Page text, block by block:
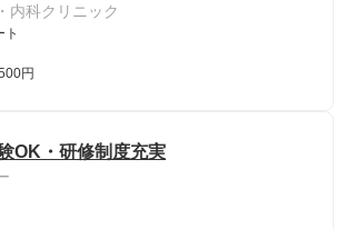
内科クリニック
ト
円
OK・研修制度充実